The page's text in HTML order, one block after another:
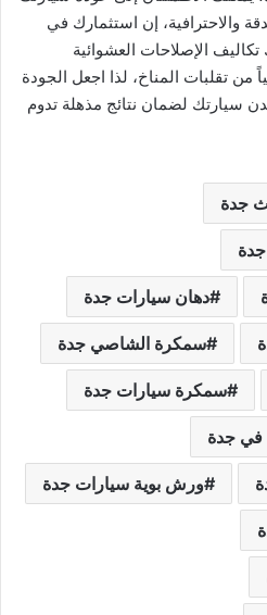
والاحترافية، إن استثمارك في
الإصلاحات العشوائية
من تقلبات المناخ، لذا اجعل الجودة
سيارتك لضمان نتائج مذهلة تدوم
جدة
دهان سيارات جدة
سمكرة الشاصي جدة
سمكرة سيارات جدة
في جدة
ورش بوية سيارات جدة